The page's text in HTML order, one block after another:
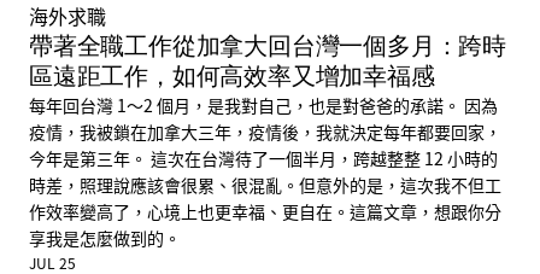
海外求職
帶著全職工作從加拿大回台灣一個多月：跨時
區遠距工作，如何高效率又增加幸福感
每年回台灣 1～2 個月，是我對自己，也是對爸爸的承諾。 因為
疫情，我被鎖在加拿大三年，疫情後，我就決定每年都要回家，
今年是第三年。 這次在台灣待了一個半月，跨越整整 12 小時的
時差，照理說應該會很累、很混亂。但意外的是，這次我不但工
作效率變高了，心境上也更幸福、更自在。這篇文章，想跟你分
享我是怎麼做到的。
JUL 25